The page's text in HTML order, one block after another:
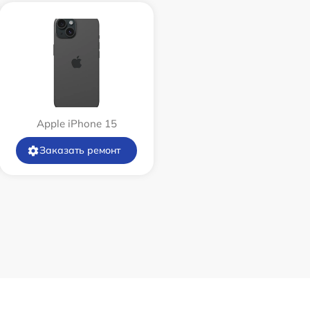
Apple iPhone 15
Заказать ремонт